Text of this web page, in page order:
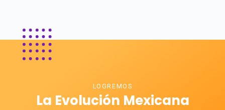
LOGREMOS
La Evolución Mexicana